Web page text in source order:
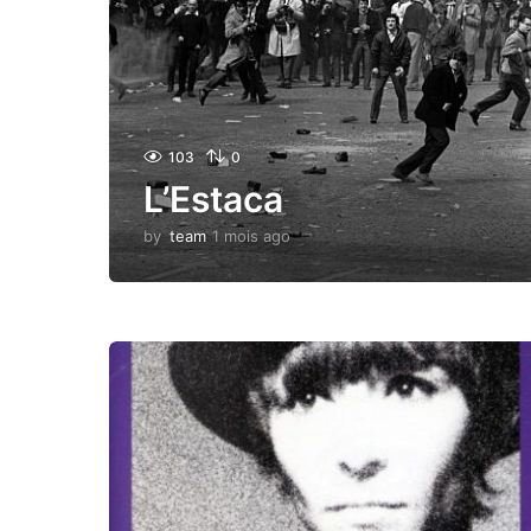
103 0
L’Estaca
by team 1 mois ago1
m
o
a
g
o